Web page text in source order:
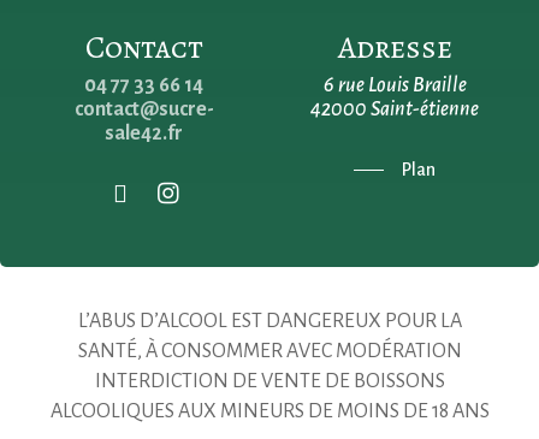
Contact
04 77 33 66 14
contact@sucre-
sale42.fr
Adresse
6 rue Louis Braille
42000 Saint-étienne
Plan
L’ABUS D’ALCOOL EST DANGEREUX POUR LA
SANTÉ, À CONSOMMER AVEC MODÉRATION
INTERDICTION DE VENTE DE BOISSONS
ALCOOLIQUES AUX MINEURS DE MOINS DE 18 ANS